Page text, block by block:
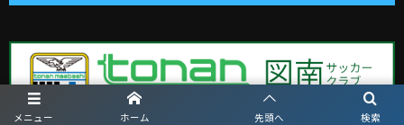
メニュー 検索
ホーム 先頭へ